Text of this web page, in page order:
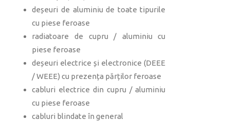
deșeuri de aluminiu de toate tipurile
cu piese feroase
radiatoare de cupru / aluminiu cu
piese feroase
deșeuri electrice și electronice (DEEE
/ WEEE) cu prezența părților feroase
cabluri electrice din cupru / aluminiu
cu piese feroase
cabluri blindate în general